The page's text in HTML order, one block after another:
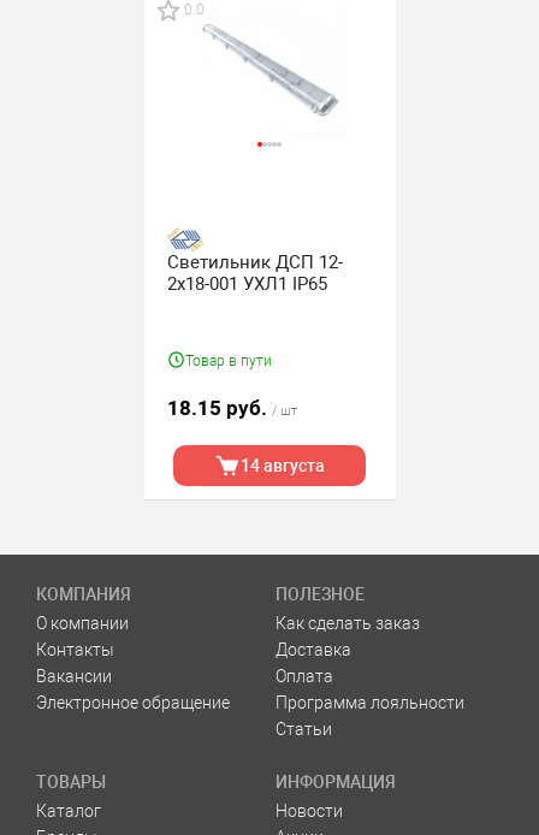
0.0
Светильник ДСП 12-
2х18-001 УХЛ1 IP65
Товар в пути
18.15 руб. / шт
14 августа
КОМПАНИЯ
О компании
Контакты
Вакансии
Электронное обращение
ПОЛЕЗНОЕ
Как сделать заказ
Доставка
Оплата
Программа лояльности
Статьи
ТОВАРЫ
Каталог
ИНФОРМАЦИЯ
Новости